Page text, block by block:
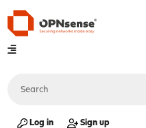
Log in Sign up